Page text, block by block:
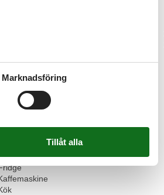
Barn välkomna
Kvadratmeter
Rökfritt
Marknadsföring